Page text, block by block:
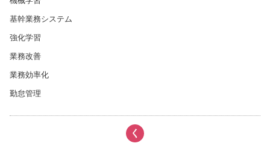
基幹業務システム
強化学習
業務改善
業務効率化
勤怠管理
く